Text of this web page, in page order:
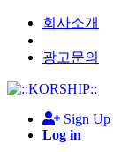
회사소개
광고문의
Sign Up
Log in